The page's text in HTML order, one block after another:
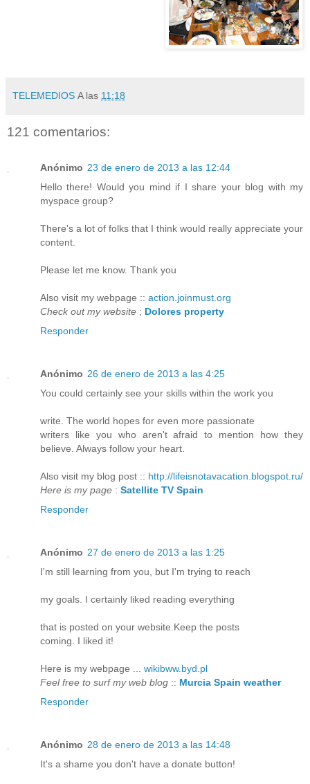
TELEMEDIOS A las 11:18
121 comentarios:
Anónimo 23 de enero de 2013 a las 12:44
Hello there! Would you mind if I share your blog with my
myspace group?
There's a lot of folks that I think would really appreciate your
content.
Please let me know. Thank you
Also visit my webpage :: action.joinmust.org
Check out my website ; Dolores property
Responder
Anónimo 26 de enero de 2013 a las 4:25
You could certainly see your skills within the work you
write. The world hopes for even more passionate
writers like you who aren't afraid to mention how they
believe. Always follow your heart.
Also visit my blog post :: http://lifeisnotavacation.blogspot.ru/
Here is my page : Satellite TV Spain
Responder
Anónimo 27 de enero de 2013 a las 1:25
I'm still learning from you, but I'm trying to reach
my goals. I certainly liked reading everything
that is posted on your website.Keep the posts
coming. I liked it!
Here is my webpage ... wikibww.byd.pl
Feel free to surf my web blog :: Murcia Spain weather
Responder
Anónimo 28 de enero de 2013 a las 14:48
It's a shame you don't have a donate button!